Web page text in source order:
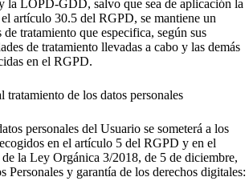
la LOPD-GDD, salvo que sea de aplicación la
artículo 30.5 del RGPD, se mantiene un
tratamiento que especifica, según sus
de tratamiento llevadas a cabo y las demás
en el RGPD.
tratamiento de los datos personales
personales del Usuario se someterá a los
en el artículo 5 del RGPD y en el
la Ley Orgánica 3/2018, de 5 de diciembre,
Personales y garantía de los derechos digitales: